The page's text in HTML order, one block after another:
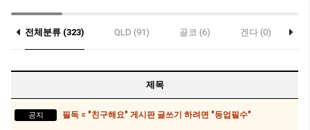
전체분류 (323) QLD (91) 골코 (6) 겐다 (0)
제목
공지 필독 = "친구해요" 게시판 글쓰기 하려면 "등업필수"